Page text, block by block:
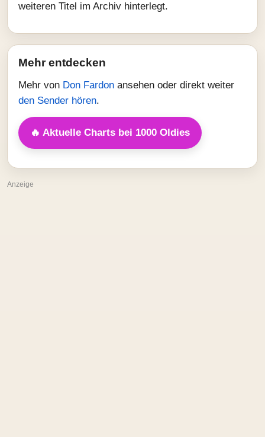
weiteren Titel im Archiv hinterlegt.
Mehr entdecken
Mehr von Don Fardon ansehen oder direkt weiter
den Sender hören.
🔥 Aktuelle Charts bei 1000 Oldies
Anzeige